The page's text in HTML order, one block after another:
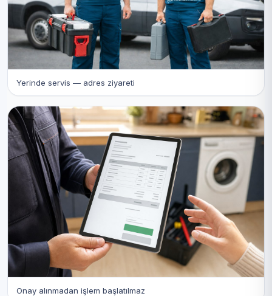
Yerinde servis — adres ziyareti
Onay alınmadan işlem başlatılmaz